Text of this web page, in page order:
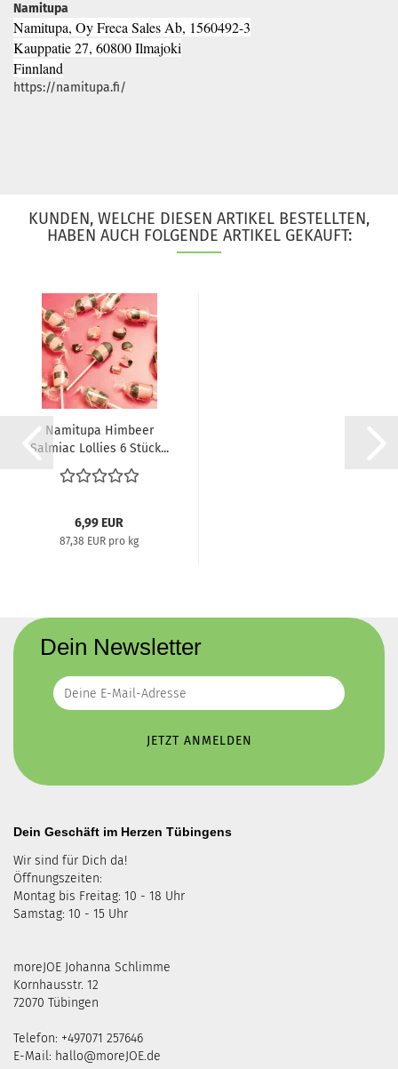
Namitupa
Namitupa, Oy Freca Sales Ab, 1560492-3
Kauppatie 27, 60800 Ilmajoki
Finnland
https://namitupa.fi/
KUNDEN, WELCHE DIESEN ARTIKEL BESTELLTEN,
HABEN AUCH FOLGENDE ARTIKEL GEKAUFT:
Namitupa Himbeer
Salmiac Lollies 6 Stück...
6,99 EUR
87,38 EUR pro kg
Dein Newsletter
Dein Geschäft im Herzen Tübingens
Wir sind für Dich da!
Öffnungszeiten:
Montag bis Freitag: 10 - 18 Uhr
Samstag: 10 - 15 Uhr
moreJOE Johanna Schlimme
Kornhausstr. 12
72070 Tübingen
Telefon: +497071 257646
E-Mail: hallo@moreJOE.de